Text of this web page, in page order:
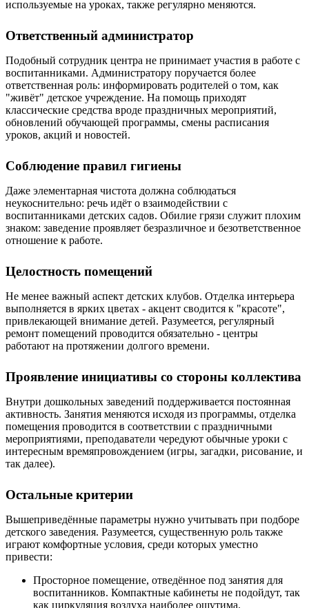
используемые на уроках, также регулярно меняются.
Ответственный администратор
Подобный сотрудник центра не принимает участия в работе с
воспитанниками. Администратору поручается более
ответственная роль: информировать родителей о том, как
"живёт" детское учреждение. На помощь приходят
классические средства вроде праздничных мероприятий,
обновлений обучающей программы, смены расписания
уроков, акций и новостей.
Соблюдение правил гигиены
Даже элементарная чистота должна соблюдаться
неукоснительно: речь идёт о взаимодействии с
воспитанниками детских садов. Обилие грязи служит плохим
знаком: заведение проявляет безразличное и безответственное
отношение к работе.
Целостность помещений
Не менее важный аспект детских клубов. Отделка интерьера
выполняется в ярких цветах - акцент сводится к "красоте",
привлекающей внимание детей. Разумеется, регулярный
ремонт помещений проводится обязательно - центры
работают на протяжении долгого времени.
Проявление инициативы со стороны коллектива
Внутри дошкольных заведений поддерживается постоянная
активность. Занятия меняются исходя из программы, отделка
помещения проводится в соответствии с праздничными
мероприятиями, преподаватели чередуют обычные уроки с
интересным времяпровождением (игры, загадки, рисование, и
так далее).
Остальные критерии
Вышеприведённые параметры нужно учитывать при подборе
детского заведения. Разумеется, существенную роль также
играют комфортные условия, среди которых уместно
привести:
Просторное помещение, отведённое под занятия для
воспитанников. Компактные кабинеты не подойдут, так
как циркуляция воздуха наиболее ощутима.